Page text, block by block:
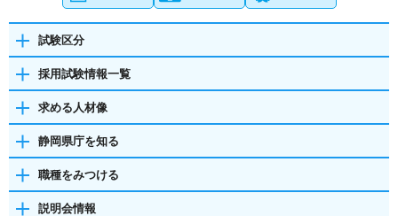
試験区分
採用試験情報一覧
求める人材像
静岡県庁を知る
職種をみつける
説明会情報